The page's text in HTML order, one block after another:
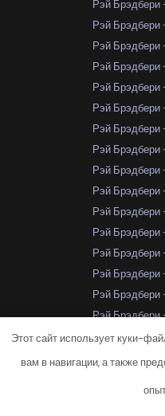
Рэй Брэдбери
Рэй Брэдбери
Рэй Брэдбери
Рэй Брэдбери
Рэй Брэдбери
Рэй Брэдбери
Рэй Брэдбери
Рэй Брэдбери
Рэй Брэдбери
Рэй Брэдбери
Рэй Брэдбери
Рэй Брэдбери
Рэй Брэдбери
Рэй Брэдбери
Рэй Брэдбери
Рэй Брэдбери
Рэй Брэдбери
Рэй Брэдбери
Рэй Брэдбери
Рэй Брэдбери
Этот сайт использует куки-
вам в навигации, а также